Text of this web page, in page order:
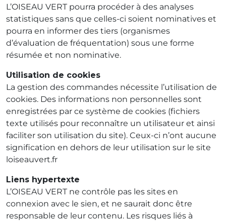
L’OISEAU VERT pourra procéder à des analyses
statistiques sans que celles-ci soient nominatives et
pourra en informer des tiers (organismes
d’évaluation de fréquentation) sous une forme
résumée et non nominative.
Utilisation de cookies
La gestion des commandes nécessite l’utilisation de
cookies. Des informations non personnelles sont
enregistrées par ce système de cookies (fichiers
texte utilisés pour reconnaître un utilisateur et ainsi
faciliter son utilisation du site). Ceux-ci n’ont aucune
signification en dehors de leur utilisation sur le site
loiseauvert.fr
Liens hypertexte
L’OISEAU VERT ne contrôle pas les sites en
connexion avec le sien, et ne saurait donc être
responsable de leur contenu. Les risques liés à